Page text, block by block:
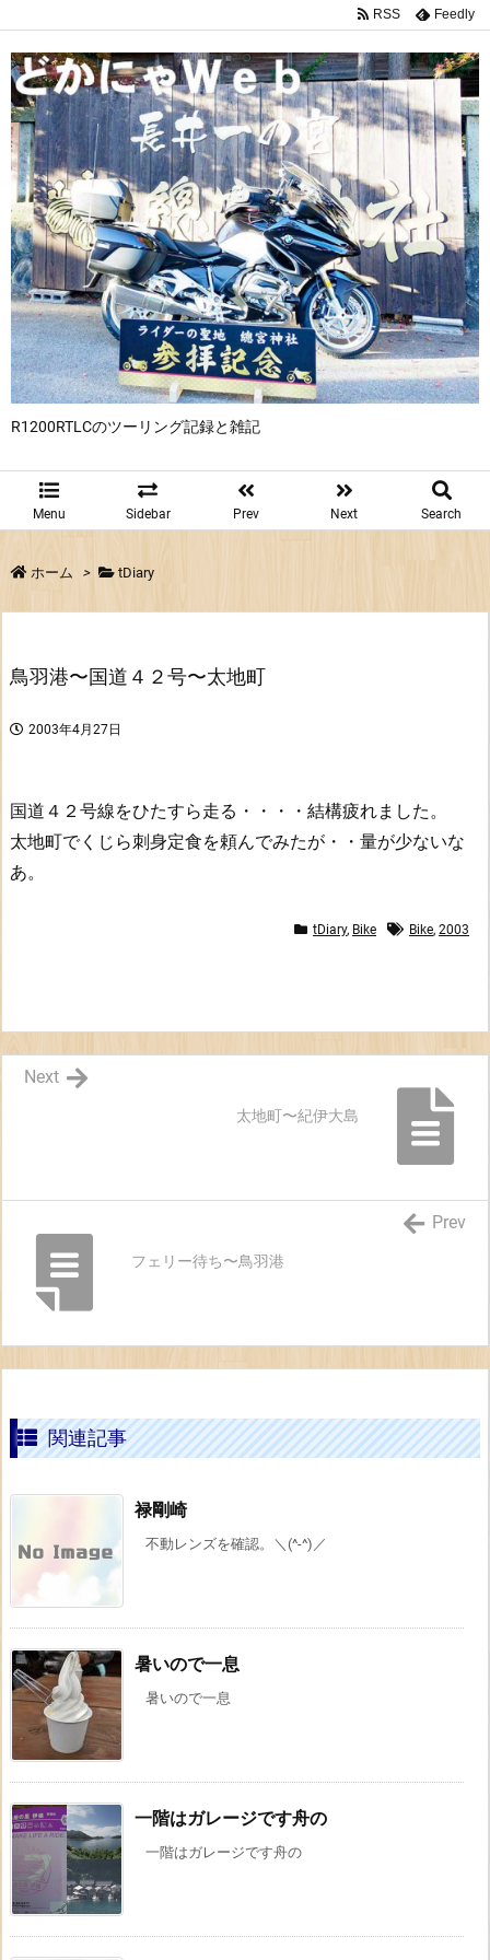
R1200RTLCのツーリング記録と雑記
Menu Sidebar Prev Next Search
RSS Feedly
ホーム > tDiary
鳥羽港〜国道４２号〜太地町
2003年4月27日
国道４２号線をひたすら走る・・・・結構疲れました。
太地町でくじら刺身定食を頼んでみたが・・量が少ないな
あ。
tDiary, Bike Bike, 2003
太地町〜紀伊大島
Next
フェリー待ち〜鳥羽港
Prev
関連記事
禄剛崎
不動レンズを確認。＼(^-^)／
暑いので一息
暑いので一息
一階はガレージです舟の
一階はガレージです舟の